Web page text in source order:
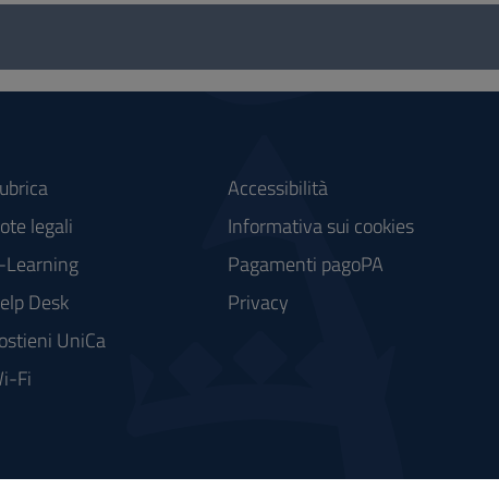
legali
Learning
Desk
UniCa
Fi
Accessibilità
Informativa sui cookies
Pagamenti pagoPA
Privacy